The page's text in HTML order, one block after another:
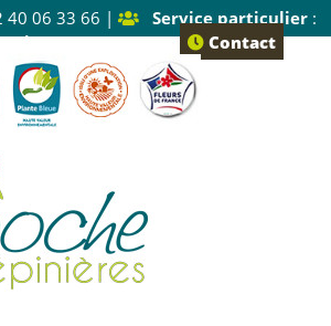
40 06 33 66 | Service particulier:
pro: Tapez 2 Contact